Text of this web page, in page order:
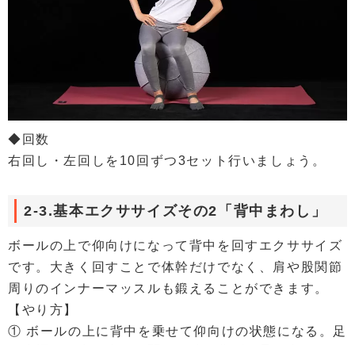
◆回数
右回し・左回しを10回ずつ3セット行いましょう。
2-3.基本エクササイズその2「背中まわし」
ボールの上で仰向けになって背中を回すエクササイズ
です。大きく回すことで体幹だけでなく、肩や股関節
周りのインナーマッスルも鍛えることができます。
【やり方】
① ボールの上に背中を乗せて仰向けの状態になる。足